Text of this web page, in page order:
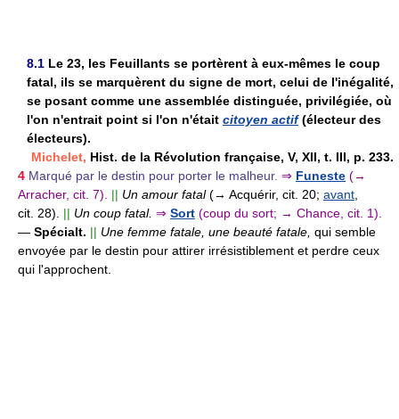
8.1 Le 23, les Feuillants se portèrent à eux-mêmes le coup
fatal, ils se marquèrent du signe de mort, celui de l'inégalité,
se posant comme une assemblée distinguée, privilégiée, où
l'on n'entrait point si l'on n'était citoyen actif(électeur des
électeurs).
Michelet, Hist. de la Révolution française, V, XII, t. III, p. 233.
4 Marqué par le destin pour porter le malheur. ⇒ Funeste (→
Arracher, cit. 7). || Un amour fatal(→ Acquérir, cit. 20; avant,
cit. 28). || Un coup fatal. ⇒ Sort (coup du sort; → Chance, cit. 1).
— Spécialt. || Une femme fatale, une beauté fatale, qui semble
envoyée par le destin pour attirer irrésistiblement et perdre ceux
qui l'approchent.